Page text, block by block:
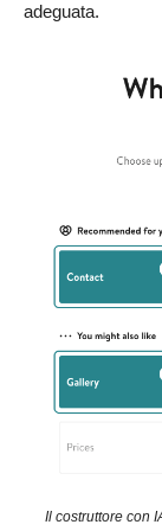
adeguata.
Il costruttore con